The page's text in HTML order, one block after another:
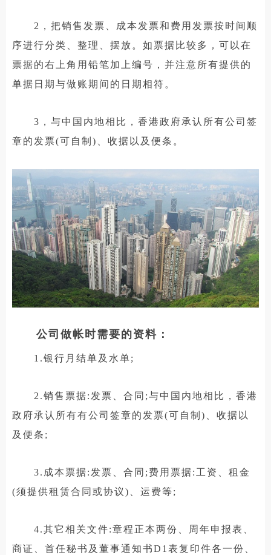
2，把销售发票、成本发票和费用发票按时间顺
序进行分类、整理、摆放。如票据比较多，可以在
票据的右上角用铅笔加上编号，并注意所有提供的
单据日期与做账期间的日期相符。
3，与中国内地相比，香港政府承认所有公司签
章的发票(可自制)、收据以及便条。
公司做帐时需要的资料：
1.银行月结单及水单;
2.销售票据:发票、合同;与中国内地相比，香港
政府承认所有有公司签章的发票(可自制)、收据以
及便条;
3.成本票据:发票、合同;费用票据:工资、租金
(须提供租赁合同或协议)、运费等;
4.其它相关文件:章程正本两份、周年申报表、
商证、首任秘书及董事通知书D1表复印件各一份、